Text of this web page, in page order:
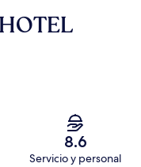
8.6
Servicio y personal